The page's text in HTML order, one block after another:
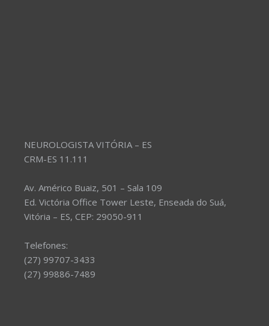
NEUROLOGISTA VITÓRIA – ES
CRM-ES 11.111
Av. Américo Buaiz, 501 – Sala 109
Ed. Victória Office Tower Leste, Enseada do Suá,
Vitória – ES, CEP: 29050-911
Telefones:
(27) 99707-3433
(27) 99886-7489